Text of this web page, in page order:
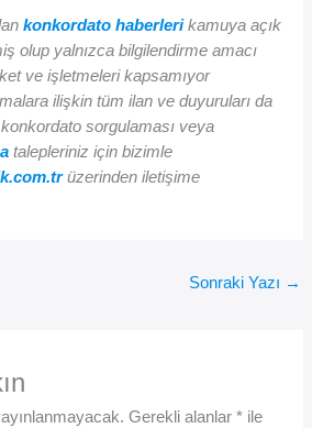
konkordato haberlerikamuya açık
olup yalnızca bilgilendirme amacı
ve işletmeleri kapsamıyor
ilişkin tüm ilan ve duyuruları da
konkordato sorgulaması veya
talepleriniz için bizimle
üzerinden iletişime
Sonraki Yazı →
Gerekli alanlar* ile